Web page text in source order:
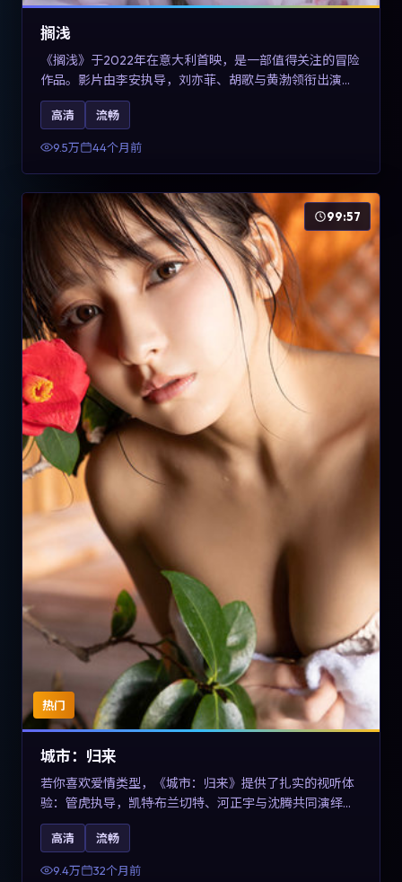
搁浅
《搁浅》于2022年在意大利首映，是一部值得关注的冒险
作品。影片由李安执导，刘亦菲、胡歌与黄渤领衔出演。
剧情用喜剧外壳包裹对现实规则的温和反讽，整体完成度
高，适合希望了解意大利冒险类型创作的观众在线观看。
高清 流畅
9.5万 44个月前
热门
99:57
城市：归来
若你喜欢爱情类型，《城市：归来》提供了扎实的视听体
验：管虎执导，凯特·布兰切特、河正宇与沈腾共同演绎。
影片2023年于德国上映，内容在有限空间内完成高密度的
戏剧冲突，关键词包含高清流畅、人物关系与情节反转，
适合检索「2023爱情」「德国电影」的用户。
高清 流畅
9.4万 32个月前